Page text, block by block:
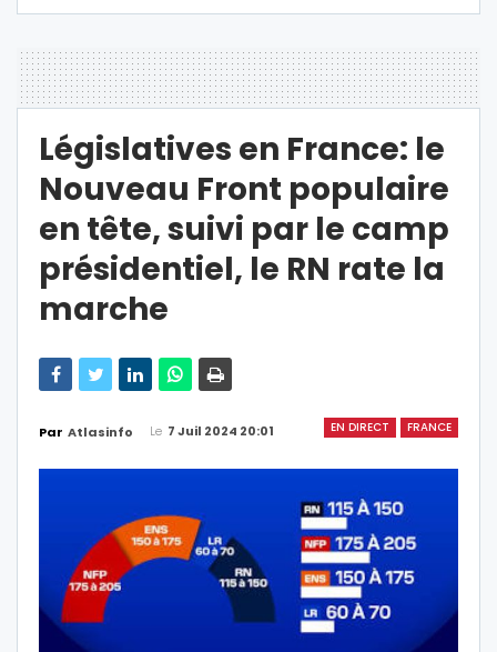
Législatives en France: le
Nouveau Front populaire
en tête, suivi par le camp
présidentiel, le RN rate la
marche
EN DIRECT FRANCE
Par Atlasinfo Le 7 Juil 2024 20:01